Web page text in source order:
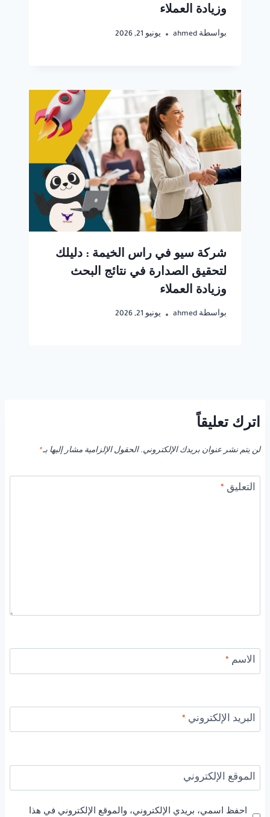
وزيادة العملاء
بواسطة ahmed يونيو 21, 2026
شركة سيو في راس الخيمة : دليلك
لتحقيق الصدارة في نتائج البحث
وزيادة العملاء
بواسطة ahmed يونيو 21, 2026
اترك تعليقاً
لن يتم نشر عنوان بريدك الإلكتروني. الحقول الإلزامية مشار إليها بـ*
التعليق*
الاسم*
البريد الإلكتروني*
الموقع الإلكتروني
احفظ اسمي، بريدي الإلكتروني، والموقع الإلكتروني في هذا